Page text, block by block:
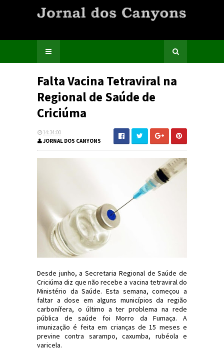
Falta Vacina Tetraviral na
Regional de Saúde de
Criciúma
14:34:00
JORNAL DOS CANYONS
Desde junho, a Secretaria Regional de Saúde de
Criciúma diz que não recebe a vacina tetraviral do
Ministério da Saúde. Esta semana, começou a
faltar a dose em alguns municípios da região
carbonífera, o último a ter problema na rede
pública de saúde foi Morro da Fumaça. A
imunização é feita em crianças de 15 meses e
previne contra sarampo, caxumba, rubéola e
varicela.